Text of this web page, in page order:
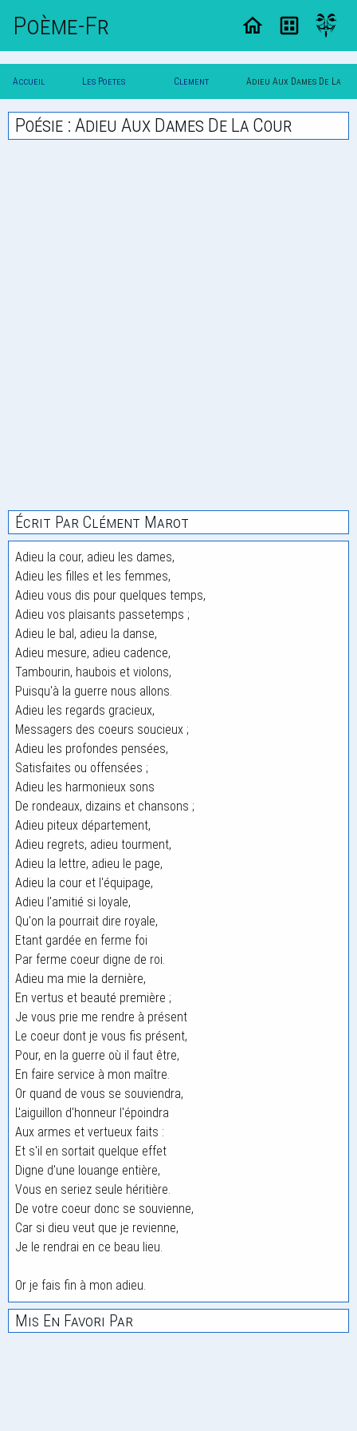
Poème-Fr
Accueil
Poesie
Les Poetes
Classique
Clement Adieu Aux Dames De La
Cour
Poésie : Adieu Aux Dames De La Cour
Écrit Par Clément Marot
Adieu la cour, adieu les dames,
Adieu les filles et les femmes,
Adieu vous dis pour quelques temps,
Adieu vos plaisants passetemps ;
Adieu le bal, adieu la danse,
Adieu mesure, adieu cadence,
Tambourin, haubois et violons,
Puisqu'à la guerre nous allons.
Adieu les regards gracieux,
Messagers des coeurs soucieux ;
Adieu les profondes pensées,
Satisfaites ou offensées ;
Adieu les harmonieux sons
De rondeaux, dizains et chansons ;
Adieu piteux département,
Adieu regrets, adieu tourment,
Adieu la lettre, adieu le page,
Adieu la cour et l'équipage,
Adieu l'amitié si loyale,
Qu'on la pourrait dire royale,
Etant gardée en ferme foi
Par ferme coeur digne de roi.
Adieu ma mie la dernière,
En vertus et beauté première ;
Je vous prie me rendre à présent
Le coeur dont je vous fis présent,
Pour, en la guerre où il faut être,
En faire service à mon maître.
Or quand de vous se souviendra,
L'aiguillon d'honneur l'époindra
Aux armes et vertueux faits :
Et s'il en sortait quelque effet
Digne d'une louange entière,
Vous en seriez seule héritière.
De votre coeur donc se souvienne,
Car si dieu veut que je revienne,
Je le rendrai en ce beau lieu.
Or je fais fin à mon adieu.
Mis En Favori Par